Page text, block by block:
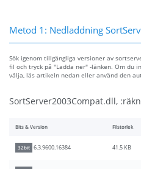
Metod 1: Nedladdning
Sök igenom tillgängliga versioner av
fil och tryck på "Ladda ner" -länken. Om du
välja, läs artikeln nedan eller använd den
SortServer2003Compat.dll,
Bits & Version Filstorlek
32bit 6.3.9600.16384 41.5 KB